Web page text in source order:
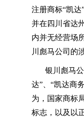
注册商标“凯
并在四川省达
内并无经营场
川彪马公司的
银川彪马
达”、“凯达商
为，国家商标
标志，以及以